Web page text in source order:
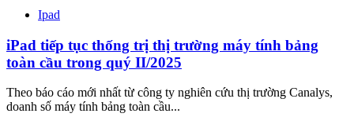
Ipad
iPad tiếp tục thống trị thị trường máy tính bảng
toàn cầu trong quý II/2025
Theo báo cáo mới nhất từ công ty nghiên cứu thị trường Canalys,
doanh số máy tính bảng toàn cầu...